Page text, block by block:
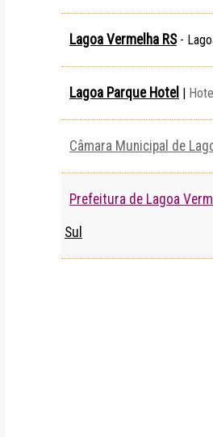
Lagoa Vermelha RS-
Lagoa Parque Hotel |
Câmara Municipal de
Prefeitura de Lagoa
Sul